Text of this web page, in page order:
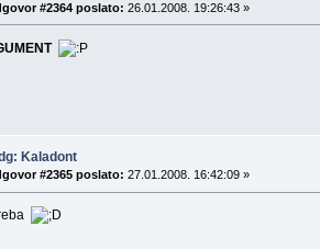
#2364 poslato: 26.01.2008. 19:26:43 »
Kaladont
#2365 poslato: 27.01.2008. 16:42:09 »